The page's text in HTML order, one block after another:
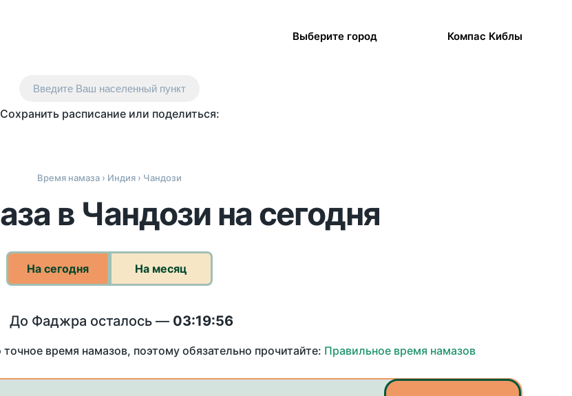
Выберите город Компас Киблы
Введите Ваш населенный пункт
Сохранить расписание или поделиться:
Время намаза › Индия › Чандози
в Чандози на сегодня
На сегодня На месяц
До Фаджра осталось — 03:19:56
время намазов, поэтому обязательно прочитайте: Правильное время намазов